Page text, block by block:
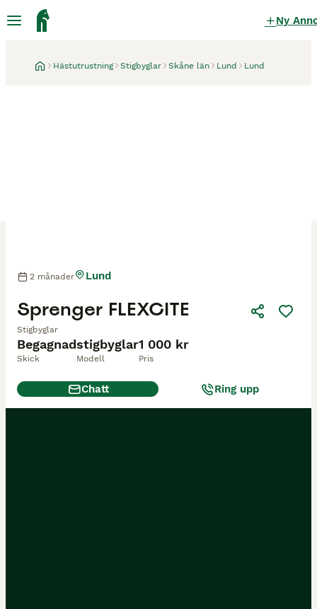
Ny
Hästutrustning Stigbyglar Skåne län Lund Lund
Begagnad
Skick
stigbyglar
Modell
1 000 kr
Pris
Sprenger FLEXCITE
Stigbyglar
2 månader Lund
Chatt Ring upp